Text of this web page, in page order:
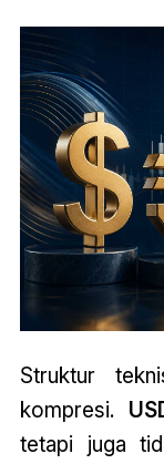
Struktur
kompresi.
tetapi juga